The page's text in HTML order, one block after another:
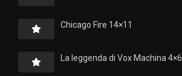
Chicago Fire 14×11
La leggenda di Vox Machina 4×6